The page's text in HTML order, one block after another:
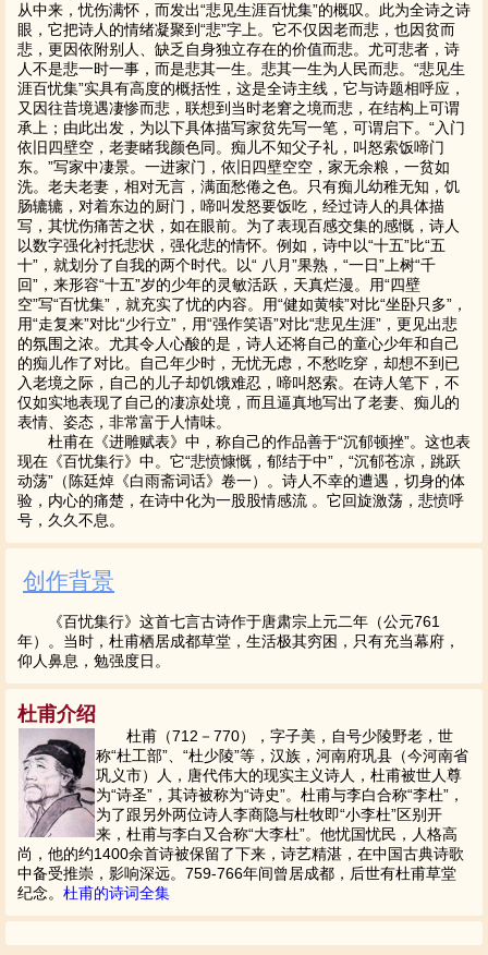
从中来，忧伤满怀，而发出“悲见生涯百忧集”的概叹。此为全诗之诗
眼，它把诗人的情绪凝聚到“悲”字上。它不仅因老而悲，也因贫而
悲，更因依附别人、缺乏自身独立存在的价值而悲。尤可悲者，诗
人不是悲一时一事，而是悲其一生。悲其一生为人民而悲。“悲见生
涯百忧集”实具有高度的概括性，这是全诗主线，它与诗题相呼应，
又因往昔境遇凄惨而悲，联想到当时老窘之境而悲，在结构上可谓
承上；由此出发，为以下具体描写家贫先写一笔，可谓启下。“入门
依旧四壁空，老妻睹我颜色同。痴儿不知父子礼，叫怒索饭啼门
东。”写家中凄景。一进家门，依旧四壁空空，家无余粮，一贫如
洗。老夫老妻，相对无言，满面愁倦之色。只有痴儿幼稚无知，饥
肠辘辘，对着东边的厨门，啼叫发怒要饭吃，经过诗人的具体描
写，其忧伤痛苦之状，如在眼前。为了表现百感交集的感慨，诗人
以数字强化衬托悲状，强化悲的情怀。例如，诗中以“十五”比“五
十”，就划分了自我的两个时代。以“ 八月”果熟，“一日”上树“千
回”，来形容“十五”岁的少年的灵敏活跃，天真烂漫。用“四壁
空”写“百忧集”，就充实了忧的内容。用“健如黄犊”对比“坐卧只多”，
用“走复来”对比“少行立”，用“强作笑语”对比“悲见生涯”，更见出悲
的氛围之浓。尤其令人心酸的是，诗人还将自己的童心少年和自己
的痴儿作了对比。自己年少时，无忧无虑，不愁吃穿，却想不到已
入老境之际，自己的儿子却饥饿难忍，啼叫怒索。在诗人笔下，不
仅如实地表现了自己的凄凉处境，而且逼真地写出了老妻、痴儿的
表情、姿态，非常富于人情味。
杜甫在《进雕赋表》中，称自己的作品善于“沉郁顿挫”。这也表
现在《百忧集行》中。它“悲愤慷慨，郁结于中”，“沉郁苍凉，跳跃
动荡”（陈廷焯《白雨斋词话》卷一）。诗人不幸的遭遇，切身的体
验，内心的痛楚，在诗中化为一股股情感流 。它回旋激荡，悲愤呼
号，久久不息。
创作背景
《百忧集行》这首七言古诗作于唐肃宗上元二年（公元761
年）。当时，杜甫栖居成都草堂，生活极其穷困，只有充当幕府，
仰人鼻息，勉强度日。
杜甫介绍
杜甫（712－770），字子美，自号少陵野老，世
称“杜工部”、“杜少陵”等，汉族，河南府巩县（今河南省
巩义市）人，唐代伟大的现实主义诗人，杜甫被世人尊
为“诗圣”，其诗被称为“诗史”。杜甫与李白合称“李杜”，
为了跟另外两位诗人李商隐与杜牧即“小李杜”区别开
来，杜甫与李白又合称“大李杜”。他忧国忧民，人格高
尚，他的约1400余首诗被保留了下来，诗艺精湛，在中国古典诗歌
中备受推崇，影响深远。759-766年间曾居成都，后世有杜甫草堂
纪念。 杜甫的诗词全集